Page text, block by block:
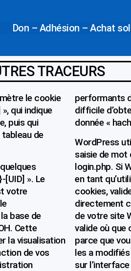
Don – Adhésion – Achat
TRACEURS
le cookie
qui indique
puis qui
de
». Le
votre
base de
Cette
la visualisation
de vos
performants
difficile
donnée «
WordPress
saisie de mot
login.php. Si
en tant
cookies,
directement
de votre site
valide où que
parce que
les a
sur